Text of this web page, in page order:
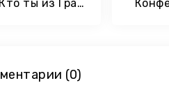
Тест: Кто ты из Гравити Фолз
(0)